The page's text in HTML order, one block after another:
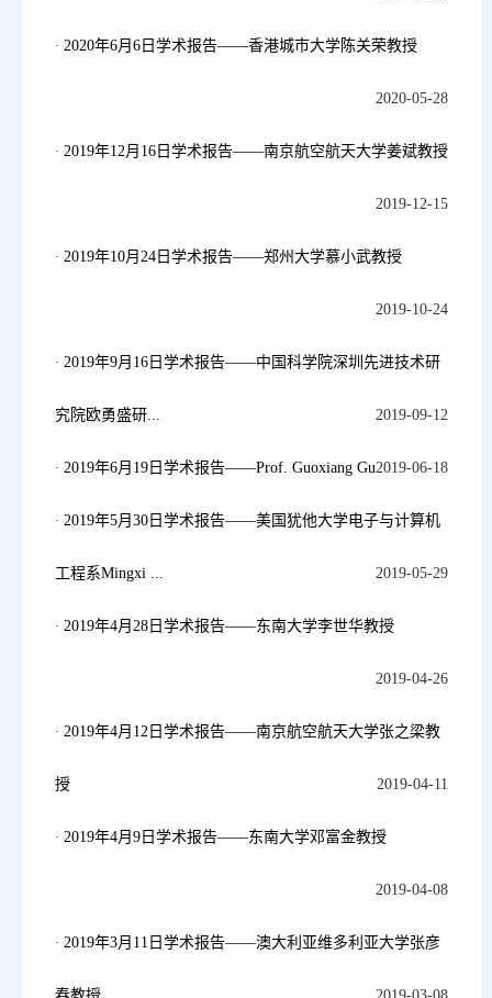
2020年6月6日学术报告——香港城市大学陈关荣教授
2020-05-28
2019年12月16日学术报告——南京航空航天大学姜斌教授
2019-12-15
2019年10月24日学术报告——郑州大学慕小武教授
2019-10-24
2019年9月16日学术报告——中国科学院深圳先进技术研
究院欧勇盛研... 2019-09-12
2019年6月19日学术报告——Prof. Guoxiang Gu2019-06-18
2019年5月30日学术报告——美国犹他大学电子与计算机
工程系Mingxi ... 2019-05-29
2019年4月28日学术报告——东南大学李世华教授
2019-04-26
2019年4月12日学术报告——南京航空航天大学张之梁教
授 2019-04-11
2019年4月9日学术报告——东南大学邓富金教授
2019-04-08
2019年3月11日学术报告——澳大利亚维多利亚大学张彦